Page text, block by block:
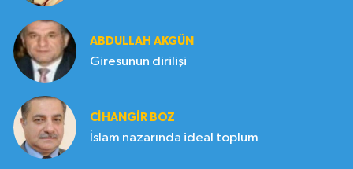
ABDULLAH AKGÜN
Giresunun dirilişi
CIHANGIR BOZ
İslam nazarında ideal toplum